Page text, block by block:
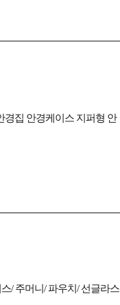
경집 안경케이스 지퍼형 안
/ 주머니/ 파우치/ 선글라스